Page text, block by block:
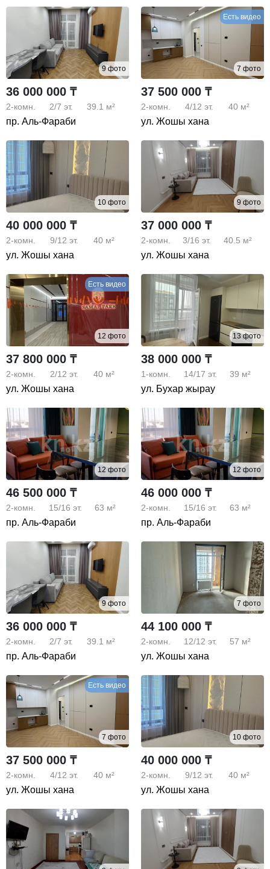
9 фото
36 000 000 ₸
2-комн. 2/7 эт. 39.1 м²
пр. Аль-Фараби
7 фото
Есть видео
37 500 000 ₸
2-комн. 4/12 эт. 40 м²
ул. Жошы хана
10 фото
40 000 000 ₸
2-комн. 9/12 эт. 40 м²
ул. Жошы хана
9 фото
37 000 000 ₸
2-комн. 3/16 эт. 40.5 м²
ул. Жошы хана
12 фото
Есть видео
37 800 000 ₸
2-комн. 2/12 эт. 40 м²
ул. Жошы хана
13 фото
38 000 000 ₸
1-комн. 14/17 эт. 39 м²
ул. Бухар жырау
12 фото
46 500 000 ₸
2-комн. 15/16 эт. 63 м²
пр. Аль-Фараби
12 фото
46 000 000 ₸
2-комн. 15/16 эт. 63 м²
пр. Аль-Фараби
9 фото
36 000 000 ₸
2-комн. 2/7 эт. 39.1 м²
пр. Аль-Фараби
7 фото
44 100 000 ₸
2-комн. 12/12 эт. 57 м²
ул. Жошы хана
7 фото
Есть видео
37 500 000 ₸
2-комн. 4/12 эт. 40 м²
ул. Жошы хана
10 фото
40 000 000 ₸
2-комн. 9/12 эт. 40 м²
ул. Жошы хана